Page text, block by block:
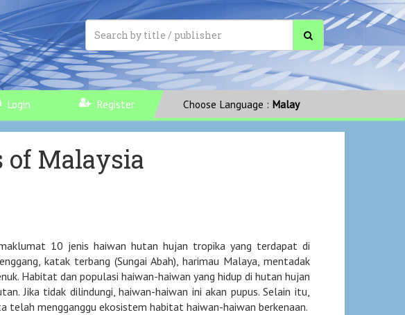
Login Register Choose Language : Malay
of Malaysia
10 jenis haiwan hutan hujan tropika yang terdapat di
katak terbang (Sungai Abah), harimau Malaya, mentadak
Habitat dan populasi haiwan-haiwan yang hidup di hutan hujan
Jika tidak dilindungi, haiwan-haiwan ini akan pupus. Selain itu,
telah mengganggu ekosistem habitat haiwan-haiwan berkenaan.